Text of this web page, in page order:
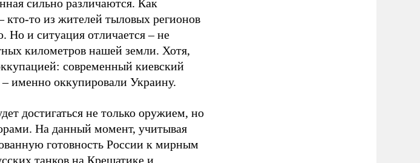
сильно различаются. Как
то из жителей тыловых регионов
Но и ситуация отличается – не
километров нашей земли. Хотя,
современный киевский
именно оккупировали Украину.
достигаться не только оружием, но
На данный момент, учитывая
готовность России к мирным
танков на Крещатике и